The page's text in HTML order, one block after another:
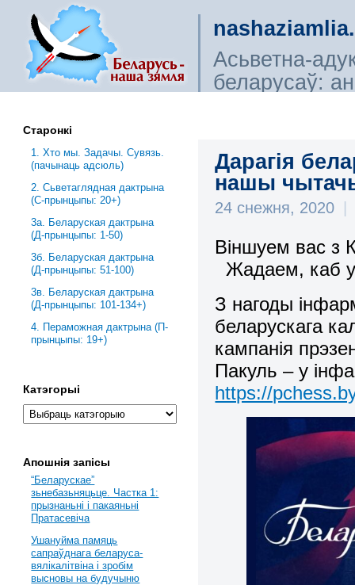
Асьветна-
беларусаў:
Дарагія
нашы
24 снежня, 2020 |
Віншуем вас з
Жадаем, каб у
З нагоды
беларускага
кампанія
Пакуль – у
https://
Старонкі
1. Хто мы. Задачы. Сувязь.
(пачынаць адсюль)
2. Сьветаглядная дактрына
(С-прынцыпы: 20+)
3a. Беларуская дактрына
(Д-прынцыпы: 1-50)
3б. Беларуская дактрына
(Д-прынцыпы: 51-100)
3в. Беларуская дактрына
(Д-прынцыпы: 101-134+)
4. Пераможная дактрына (П-
прынцыпы: 19+)
Катэгорыі
Апошнія запісы
“Беларускае”
зьнебазьняцьце. Частка 1:
прызнаньні і пакаяньні
Пратасевіча
Ушануйма памяць
сапраўднага беларуса-
вялікалітвіна і зробім
высновы на будучыню